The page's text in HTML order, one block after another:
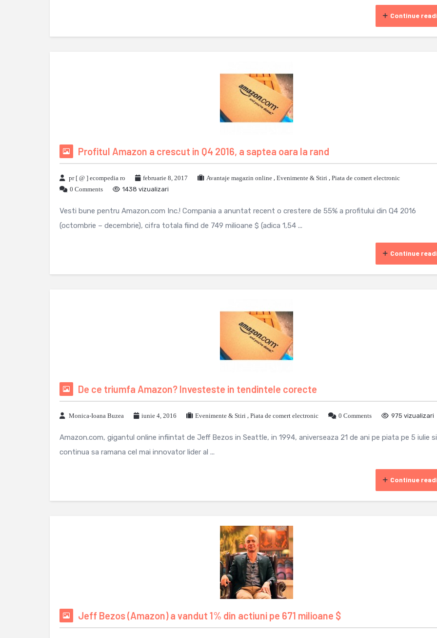
Continue
Profitul Amazon a crescut in Q4 2016, a saptea oara la rand
pr [ @ ] ecompedia ro februarie 8, 2017 Avantaje magazin online , Evenimente & Stiri , Piata de comert electronic
0 Comments
1438 vizualizari
Vesti bune pentru Amazon.com Inc.! Compania a anuntat recent o crestere de 55% a profitului din Q4 2016
(octombrie – decembrie), cifra totala fiind de 749 milioane $ (adica 1,54 ...
Continue
De ce triumfa Amazon? Investeste in tendintele corecte
Monica-Ioana Buzea iunie 4, 2016 Evenimente & Stiri , Piata de comert electronic 0 Comments 975 vizualizari
Amazon.com, gigantul online infiintat de Jeff Bezos in Seattle, in 1994, aniverseaza 21 de ani pe piata pe 5 iulie si
continua sa ramana cel mai innovator lider al ...
Continue
Jeff Bezos (Amazon) a vandut 1% din actiuni pe 671 milioane $